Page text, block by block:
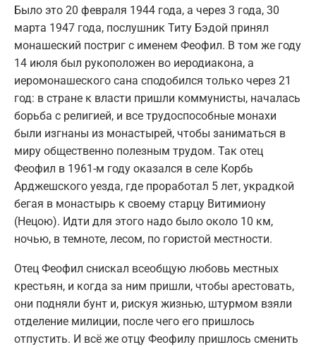
Было это 20 февраля 1944 года, а через 3 года, 30
марта 1947 года, послушник Титу Бэдой принял
монашеский постриг с именем Феофил. В том же году
14 июля был рукоположен во иеродиакона, а
иеромонашеского сана сподобился только через 21
год: в стране к власти пришли коммунисты, началась
борьба с религией, и все трудоспособные монахи
были изгнаны из монастырей, чтобы заниматься в
миру общественно полезным трудом. Так отец
Феофил в 1961-м году оказался в селе Корбь
Арджешского уезда, где проработал 5 лет, украдкой
бегая в монастырь к своему старцу Витимиону
(Нецою). Идти для этого надо было около 10 км,
ночью, в темноте, лесом, по гористой местности.
Отец Феофил снискал всеобщую любовь местных
крестьян, и когда за ним пришли, чтобы арестовать,
они подняли бунт и, рискуя жизнью, штурмом взяли
отделение милиции, после чего его пришлось
отпустить. И всё же отцу Феофилу пришлось сменить